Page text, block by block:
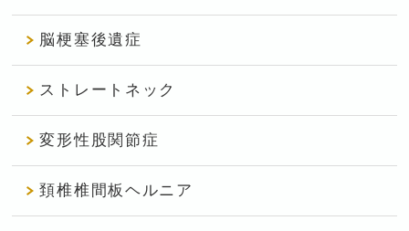
脳梗塞後遺症
ストレートネック
変形性股関節症
頚椎椎間板ヘルニア